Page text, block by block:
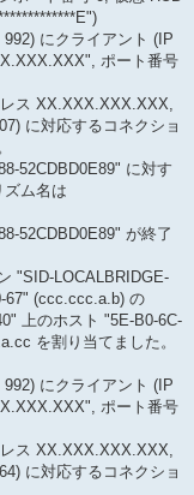
にクライアント (IP
ポート番号
ス XX.XXX.XXX.XXX,
に対応するコネクショ
52CDBD0E89" に対す
ム名は
52CDBD0E89" が終了
"SID-LOCALBRIDGE-
67" (ccc.ccc.a.b) の
上のホスト "5E-B0-6C-
を割り当てました。
にクライアント (IP
ポート番号
ス XX.XXX.XXX.XXX,
に対応するコネクショ